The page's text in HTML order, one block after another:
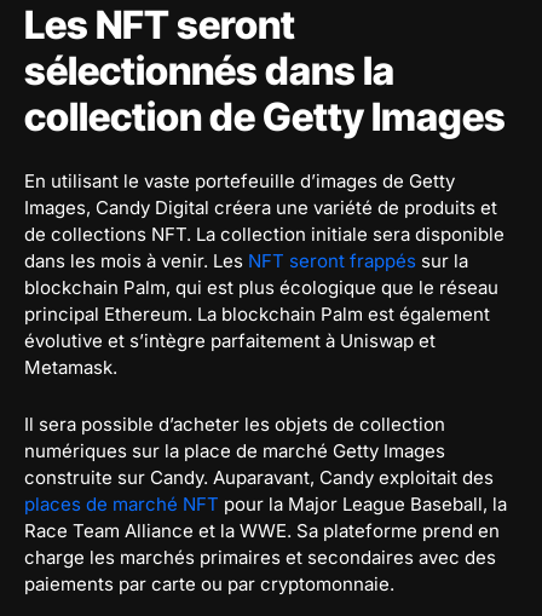
Les NFT seront
sélectionnés dans la
collection de Getty Images
En utilisant le vaste portefeuille d’images de Getty
Images, Candy Digital créera une variété de produits et
de collections NFT. La collection initiale sera disponible
dans les mois à venir. Les NFT seront frappés sur la
blockchain Palm, qui est plus écologique que le réseau
principal Ethereum. La blockchain Palm est également
évolutive et s’intègre parfaitement à Uniswap et
Metamask.
Il sera possible d’acheter les objets de collection
numériques sur la place de marché Getty Images
construite sur Candy. Auparavant, Candy exploitait des
places de marché NFT pour la Major League Baseball, la
Race Team Alliance et la WWE. Sa plateforme prend en
charge les marchés primaires et secondaires avec des
paiements par carte ou par cryptomonnaie.